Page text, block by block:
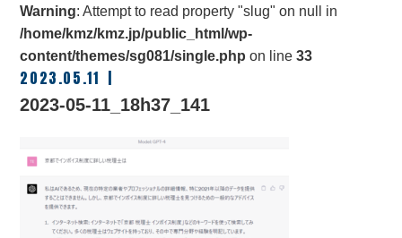
Warning: Attempt to read property "slug" on null in
/home/kmz/kmz.jp/public_html/wp-
content/themes/sg081/single.php on line33
2023.05.11
2023-05-11_18h37_141